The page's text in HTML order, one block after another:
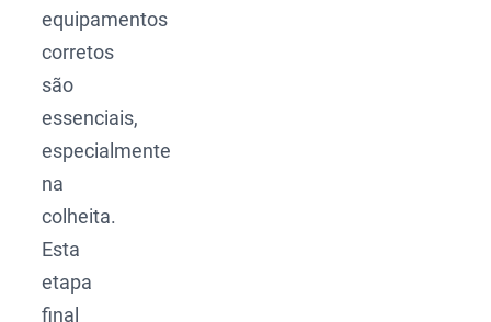
equipamentos
corretos
são
essenciais,
especialmente
na
colheita.
Esta
etapa
final